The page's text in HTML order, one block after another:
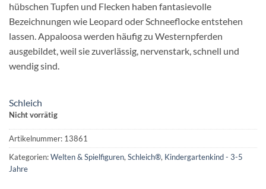
hübschen Tupfen und Flecken haben fantasievolle
Bezeichnungen wie Leopard oder Schneeflocke entstehen
lassen. Appaloosa werden häufig zu Westernpferden
ausgebildet, weil sie zuverlässig, nervenstark, schnell und
wendig sind.
Schleich
Nicht vorrätig
Artikelnummer: 13861
Kategorien:Welten & Spielfiguren, Schleich®, Kindergartenkind - 3-5
Jahre